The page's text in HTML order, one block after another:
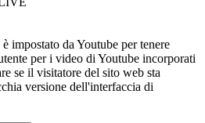
impostato da Youtube per tenere
per i video di Youtube incorporati
se il visitatore del sito web sta
versione dell'interfaccia di